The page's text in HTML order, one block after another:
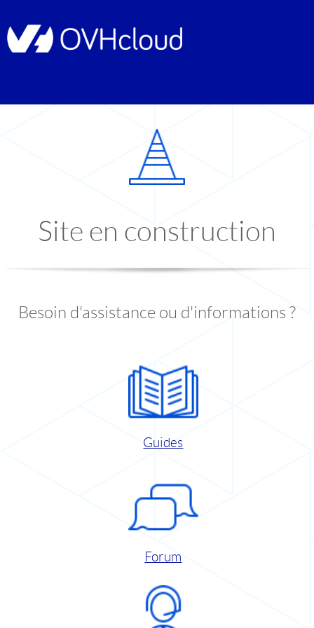
Site en construction
Besoin d'assistance ou d'informations ?
Guides
Forum